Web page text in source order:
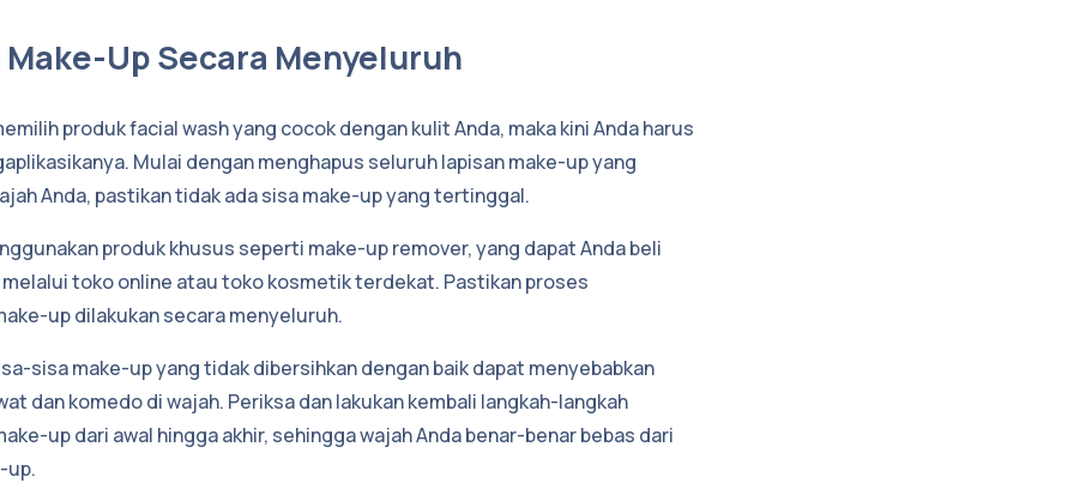
Make-Up Secara Menyeluruh
produk facial wash yang cocok dengan kulit Anda, maka kini Anda harus
Mulai dengan menghapus seluruh lapisan make-up yang
Anda, pastikan tidak ada sisa make-up yang tertinggal.
produk khusus seperti make-up remover, yang dapat Anda beli
toko online atau toko kosmetik terdekat. Pastikan proses
up dilakukan secara menyeluruh.
sisa make-up yang tidak dibersihkan dengan baik dapat menyebabkan
dan komedo di wajah. Periksa dan lakukan kembali langkah-langkah
up dari awal hingga akhir, sehingga wajah Anda benar-benar bebas dari
up.